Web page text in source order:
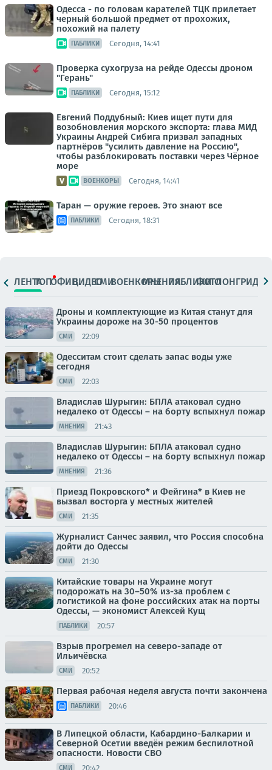
Одесса - по головам карателей ТЦК прилетает
черный большой предмет от прохожих,
похожий на палету
ПАБЛИКИ Сегодня, 14:41
Проверка сухогруза на рейде Одессы дроном
"Герань"
ПАБЛИКИ Сегодня, 15:12
Евгений Поддубный: Киев ищет пути для
возобновления морского экспорта: глава МИД
Украины Андрей Сибига призвал западных
партнёров "усилить давление на Россию",
чтобы разблокировать поставки через Чёрное
море
ВОЕНКОРЫ Сегодня, 14:41
Таран — оружие героев. Это знают все
ПАБЛИКИ Сегодня, 18:31
ЛЕНТАТОПОФИЦ.ВИДЕОСМИВОЕНКОРЫМНЕНИЯПАБЛИКИ
ФОТОЛОНГРИДЫ
Дроны и комплектующие из Китая станут для
Украины дороже на 30-50 процентов
СМИ 22:09
Одесситам стоит сделать запас воды уже
сегодня
СМИ 22:03
Владислав Шурыгин: БПЛА атаковал судно
недалеко от Одессы – на борту вспыхнул пожар
МНЕНИЯ 21:43
Владислав Шурыгин: БПЛА атаковал судно
недалеко от Одессы – на борту вспыхнул пожар
МНЕНИЯ 21:36
Приезд Покровского* и Фейгина* в Киев не
вызвал восторга у местных жителей
СМИ 21:35
Журналист Санчес заявил, что Россия способна
дойти до Одессы
СМИ 21:30
Китайские товары на Украине могут
подорожать на 30–50% из-за проблем с
логистикой на фоне российских атак на порты
Одессы, — экономист Алексей Кущ
ПАБЛИКИ 20:57
Взрыв прогремел на северо-западе от
Ильичёвска
СМИ 20:52
Первая рабочая неделя августа почти закончена
ПАБЛИКИ 20:46
В Липецкой области, Кабардино-Балкарии и
Северной Осетии введён режим беспилотной
опасности. Новости СВО
СМИ 20:42